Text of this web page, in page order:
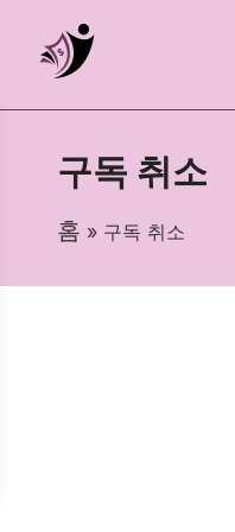
구독 취소
홈 » 구독 취소